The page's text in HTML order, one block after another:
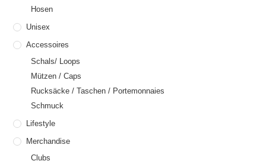
Hosen
Unisex
Accessoires
Schals/ Loops
Mützen / Caps
Rucksäcke / Taschen / Portemonnaies
Schmuck
Lifestyle
Merchandise
Clubs